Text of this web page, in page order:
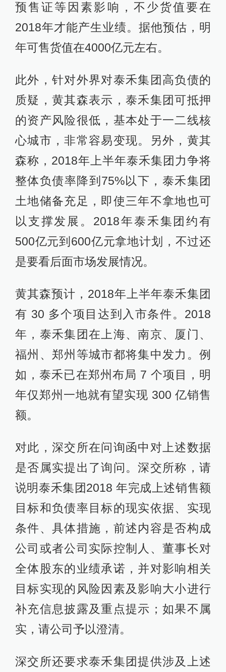
预售证等因素影响，不少货值要在
2018年才能产生业绩。据他预估，明
年可售货值在4000亿元左右。
此外，针对外界对泰禾集团高负债的
质疑，黄其森表示，泰禾集团可抵押
的资产风险很低，基本处于一二线核
心城市，非常容易变现。另外，黄其
森称，2018年上半年泰禾集团力争将
整体负债率降到75%以下，泰禾集团
土地储备充足，即使三年不拿地也可
以支撑发展。2018年泰禾集团约有
500亿元到600亿元拿地计划，不过还
是要看后面市场发展情况。
黄其森预计，2018年上半年泰禾集团
有 30 多个项目达到入市条件。2018
年，泰禾集团在上海、南京、厦门、
福州、郑州等城市都将集中发力。例
如，泰禾已在郑州布局 7 个项目，明
年仅郑州一地就有望实现 300 亿销售
额。
对此，深交所在问询函中对上述数据
是否属实提出了询问。深交所称，请
说明泰禾集团2018 年完成上述销售额
目标和负债率目标的现实依据、实现
条件、具体措施，前述内容是否构成
公司或者公司实际控制人、董事长对
全体股东的业绩承诺，并对影响相关
目标实现的风险因素及影响大小进行
补充信息披露及重点提示；如果不属
实，请公司予以澄清。
深交所还要求泰禾集团提供涉及上述